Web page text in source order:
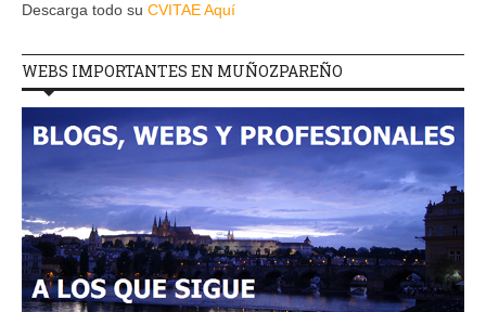
Descarga todo su CVITAE Aquí
WEBS IMPORTANTES EN MUÑOZPAREÑO